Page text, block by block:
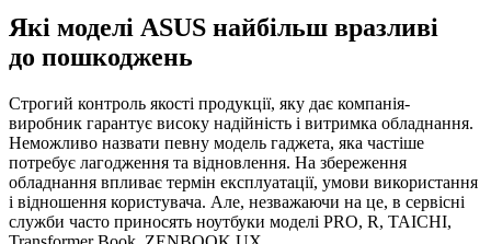
Які моделі ASUS найбільш вразливі
до пошкоджень
Строгий контроль якості продукції, яку дає компанія-
виробник гарантує високу надійність і витримка обладнання.
Неможливо назвати певну модель гаджета, яка частіше
потребує лагодження та відновлення. На збереження
обладнання впливає термін експлуатації, умови використання
і відношення користувача. Але, незважаючи на це, в сервісні
служби часто приносять ноутбуки моделі PRO, R, TAICHI,